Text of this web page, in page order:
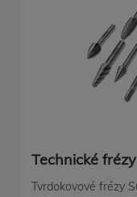
Technické frézy
Tvrdokovové frézy